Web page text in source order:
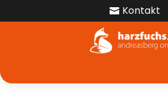
 Kontakt